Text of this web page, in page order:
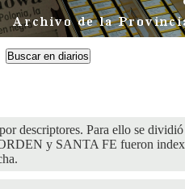
descriptores. Para ello se dividió
y SANTA FE fueron